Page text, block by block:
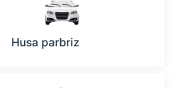
Husa parbriz